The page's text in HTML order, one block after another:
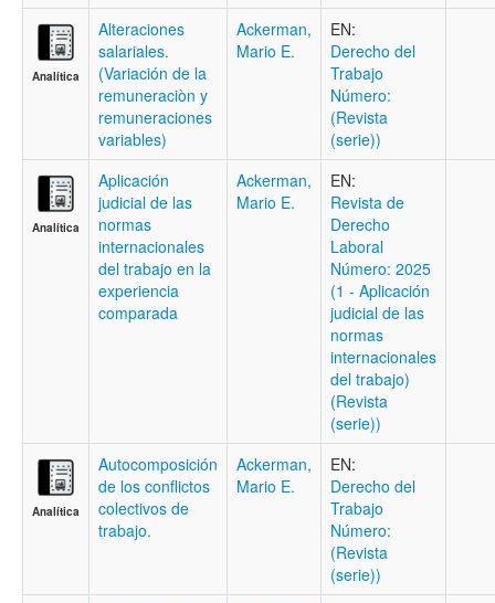
Analítica
Alteraciones
salariales.
(Variación de la
remuneraciòn y
remuneraciones
variables)
Ackerman,
Mario E.
EN:
Derecho del
Trabajo
Número:
(Revista
(serie))
Analítica
Aplicación
judicial de las
normas
internacionales
del trabajo en la
experiencia
comparada
Ackerman,
Mario E.
EN:
Revista de
Derecho
Laboral
Número: 2025
(1 - Aplicación
judicial de las
normas
internacionales
del trabajo)
(Revista
(serie))
Analítica
Autocomposición
de los conflictos
colectivos de
trabajo.
Ackerman,
Mario E.
EN:
Derecho del
Trabajo
Número:
(Revista
(serie))